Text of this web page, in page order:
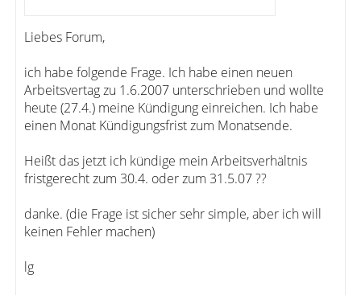
Liebes Forum,
ich habe folgende Frage. Ich habe einen neuen
Arbeitsvertag zu 1.6.2007 unterschrieben und wollte
heute (27.4.) meine Kündigung einreichen. Ich habe
einen Monat Kündigungsfrist zum Monatsende.
Heißt das jetzt ich kündige mein Arbeitsverhältnis
fristgerecht zum 30.4. oder zum 31.5.07 ??
danke. (die Frage ist sicher sehr simple, aber ich will
keinen Fehler machen)
lg